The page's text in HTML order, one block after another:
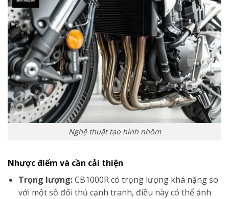
Nghệ thuật tạo hình nhôm
Nhược điểm và cần cải thiện
Trọng lượng:CB1000R có trọng lượng khá nặng so
với một số đối thủ cạnh tranh, điều này có thể ảnh